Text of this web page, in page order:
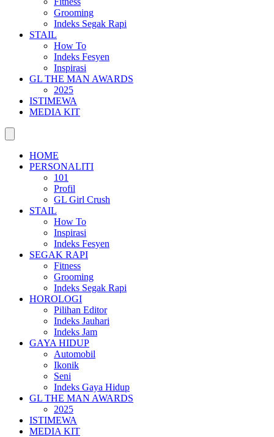
Grooming
Indeks Segak Rapi
STAIL
How To
Indeks Fesyen
Inspirasi
GL THE MAN AWARDS
2025
ISTIMEWA
MEDIA KIT
HOME
PERSONALITI
101
Profil
GL Girl Crush
STAIL
How To
Inspirasi
Indeks Fesyen
SEGAK RAPI
Fitness
Grooming
Indeks Segak Rapi
HOROLOGI
Pilihan Editor
Indeks Jauhari
Indeks Jam
GAYA HIDUP
Automobil
Ikonik
Seni
Indeks Gaya Hidup
GL THE MAN AWARDS
2025
ISTIMEWA
MEDIA KIT